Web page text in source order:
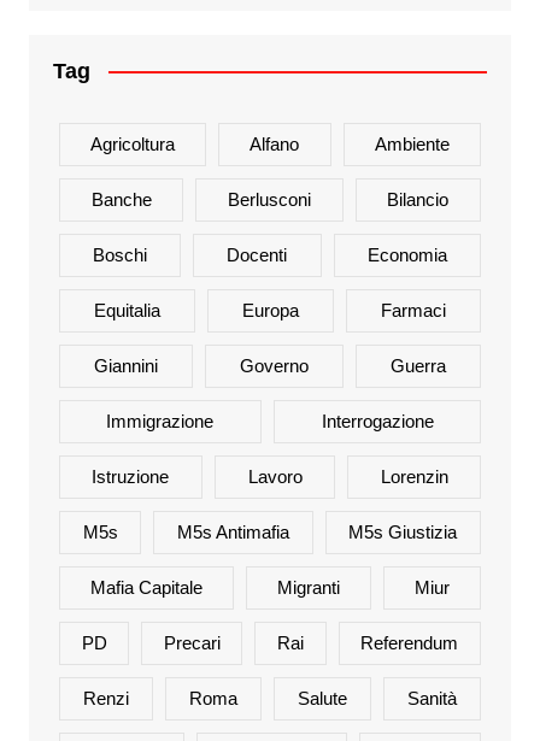
Tag
Agricoltura Alfano Ambiente
Banche Berlusconi Bilancio
Boschi Docenti Economia
Equitalia Europa Farmaci
Giannini Governo Guerra
Immigrazione Interrogazione
Istruzione Lavoro Lorenzin
M5s M5s Antimafia M5s Giustizia
Mafia Capitale Migranti Miur
PD Precari Rai Referendum
Renzi Roma Salute Sanità